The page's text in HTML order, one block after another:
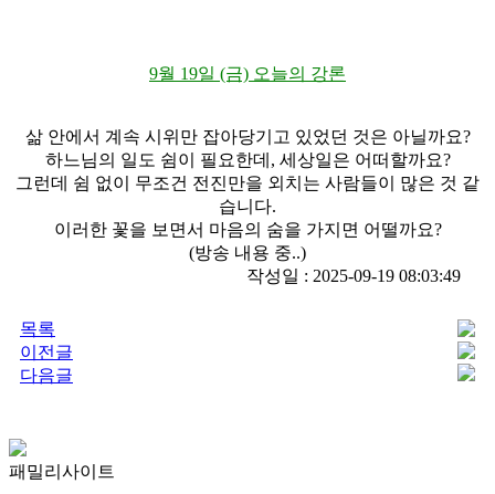
9월 19일 (금) 오늘의 강론
삶 안에서 계속 시위만 잡아당기고 있었던 것은 아닐까요?
하느님의 일도 쉼이 필요한데, 세상일은 어떠할까요?
그런데 쉼 없이 무조건 전진만을 외치는 사람들이 많은 것 같
습니다.
이러한 꽃을 보면서 마음의 숨을 가지면 어떨까요?
(방송 내용 중..)
작성일 : 2025-09-19 08:03:49
목록
이전글
다음글
패밀리사이트